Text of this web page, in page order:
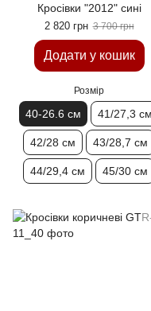
Кросівки "2012" сині
2 820 грн 3 700 грн
Додати у кошик
Розмір
40-26.6 см 41/27,3 см
42/28 см 43/28,7 см
44/29,4 см 45/30 см